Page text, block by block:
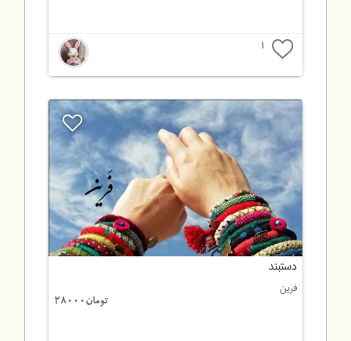
1
دستبند
فرین
تومان28000